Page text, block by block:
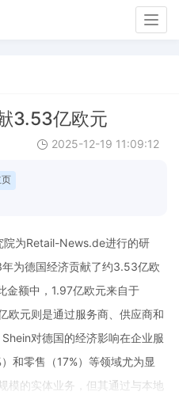
3.53亿欧元
2025-12-19 11:09:12
院为Retail-News.de进行的研
为德国经济贡献了约3.53亿欧
金额中，1.97亿欧元来自于
欧元则是通过服务商、供应商和
对德国的经济影响在企业服
和零售（17%）等领域尤为显
模的实体业务，但其通过与本地